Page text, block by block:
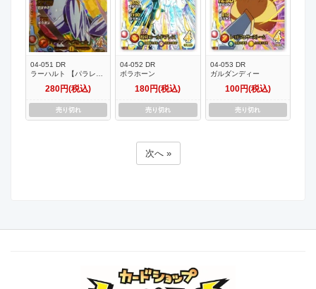
04-051 DR
ラーハルト 【パラレ
280円(税込)
売り切れ
04-052 DR
ボラホーン
180円(税込)
売り切れ
04-053 DR
ガルダンディー
100円(税込)
売り切れ
次へ »